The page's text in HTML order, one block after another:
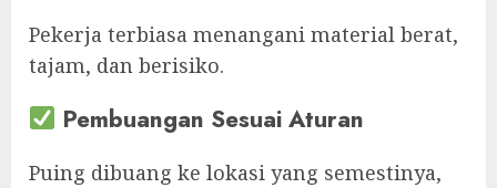
Pekerja terbiasa menangani material berat,
tajam, dan berisiko.
Pembuangan Sesuai Aturan
Puing dibuang ke lokasi yang semestinya,